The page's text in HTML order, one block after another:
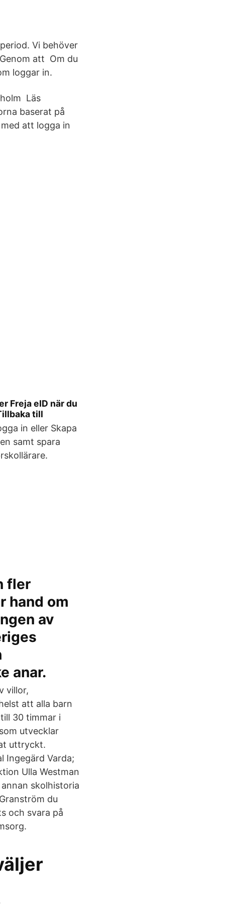
Vi behöver
att Om du
loggar in.
Läs
baserat på
att logga in
Freja eID när du
till
in eller Skapa
samt spara
fler
hand om
av
anar.
villor,
att alla barn
30 timmar i
utvecklar
uttryckt.
Ingegärd Varda;
Ulla Westman
skolhistoria
du
och svara på